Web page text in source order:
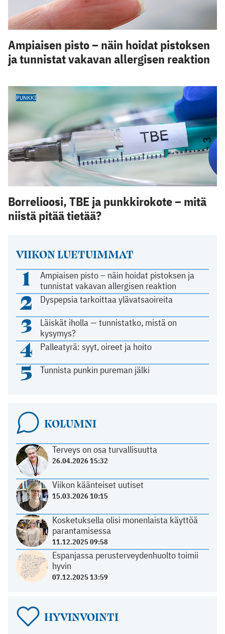
VIIKON LUETUIMMAT
1
Ampiaisen pisto – näin hoidat pistoksen ja
tunnistat vakavan allergisen reaktion
2 Dyspepsia tarkoittaa ylävatsaoireita
3
Läiskät iholla — tunnistatko, mistä on
kysymys?
4 Palleatyrä: syyt, oireet ja hoito
5 Tunnista punkin pureman jälki
KOLUMNI
Terveys on osa turvallisuutta
26.04.2026 15:32
Viikon käänteiset uutiset
15.03.2026 10:15
Kosketuksella olisi monenlaista käyttöä
parantamisessa
11.12.2025 09:58
Espanjassa perusterveydenhuolto toimii
hyvin
07.12.2025 13:59
HYVINVOINTI
Ampiaisen pisto – näin hoidat pistoksen
ja tunnistat vakavan allergisen reaktion
PUNKKI
Borrelioosi, TBE ja punkkirokote – mitä
niistä pitää tietää?